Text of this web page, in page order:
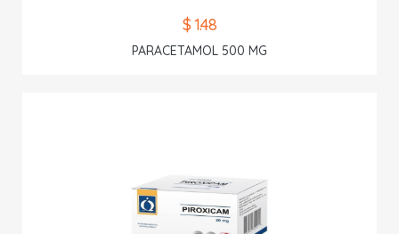
$ 1.48
PARACETAMOL 500 MG